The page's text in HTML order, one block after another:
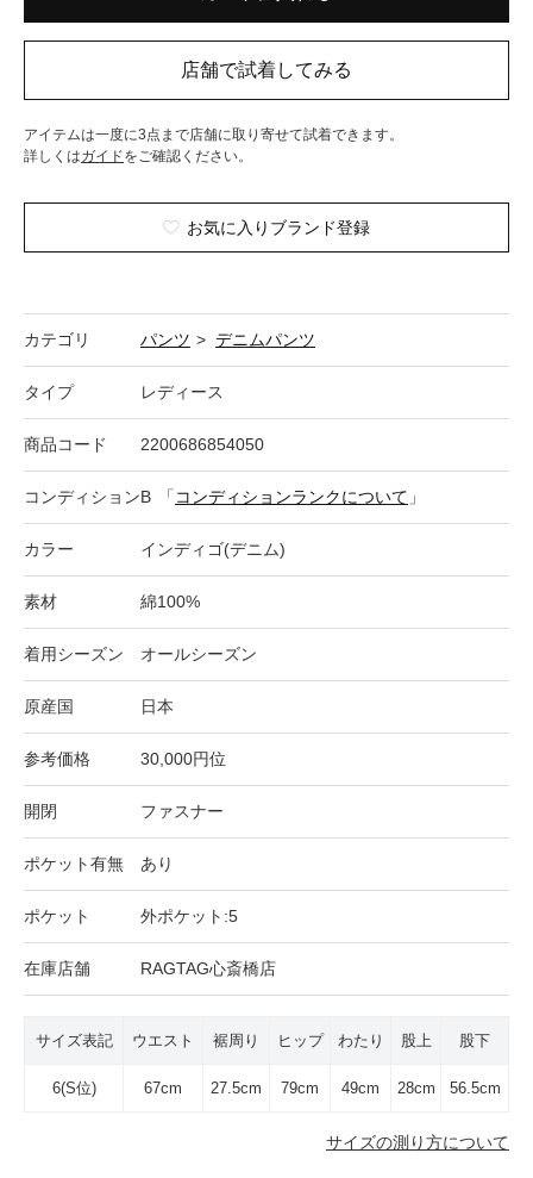
アイテムは一度に3点まで店舗に取り寄せて試着できます。
詳しくはガイドをご確認ください。
お気に入りブランド登録
カテゴリ パンツ > デニムパンツ
タイプ レディース
商品コード 2200686854050
コンディションB 「 コンディションランクについて 」
カラー インディゴ(デニム)
素材 綿100%
着用シーズン オールシーズン
原産国 日本
参考価格 30,000円位
開閉 ファスナー
ポケット有無 あり
ポケット 外ポケット:5
在庫店舗 RAGTAG心斎橋店
サイズ表記 ウエスト 裾周り ヒップ わたり 股上 股下
6(S位) 67cm 27.5cm 79cm 49cm 28cm 56.5cm
サイズの測り方について